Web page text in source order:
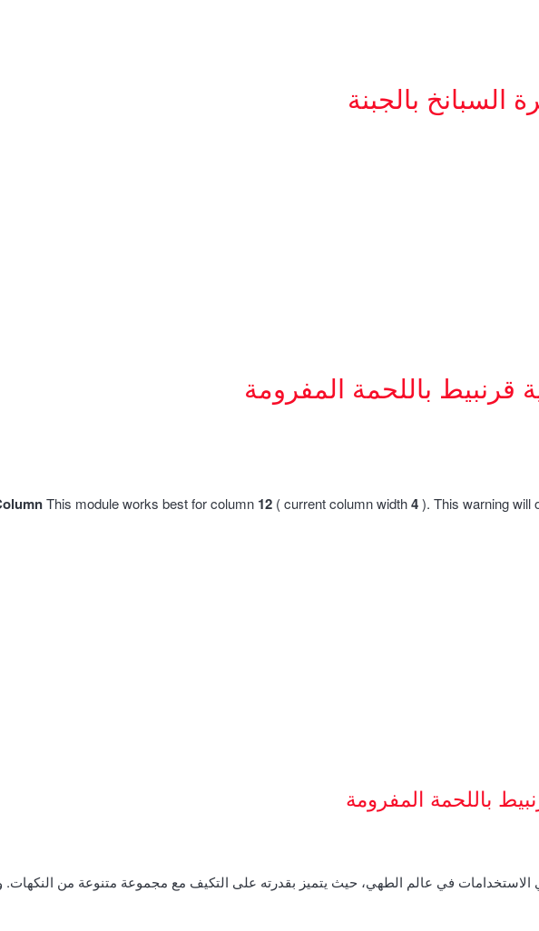
بالجبنة
باللحمة المفرومة
This module works best for column 12 ( current column width4). This warning will
باللحمة المفرومة
الاستخدامات في عالم الطهي، حيث يتميز بقدرته على التكيف مع مجموعة متنوعة من